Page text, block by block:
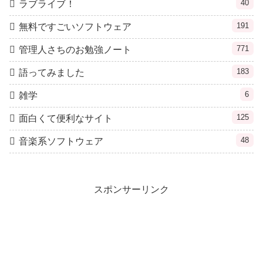
ラブライブ！ 40
無料ですごいソフトウェア 191
管理人さちのお勉強ノート 771
語ってみました 183
雑学 6
面白くて便利なサイト 125
音楽系ソフトウェア 48
スポンサーリンク